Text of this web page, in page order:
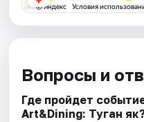
Вопросы и
Где пройдет
Art&Dining: Туган